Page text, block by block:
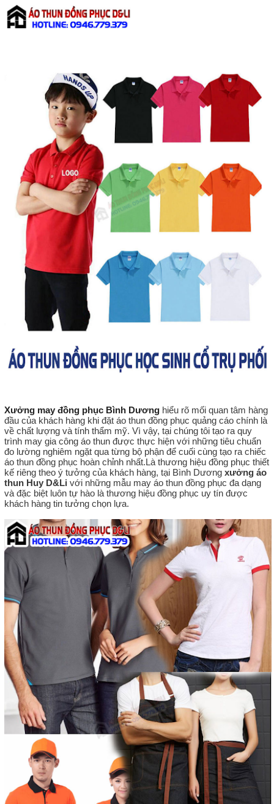
Xưởng may đồng phục Bình Dương hiểu rõ mối quan tâm hàng
đầu của khách hàng khi đặt áo thun đồng phục quảng cáo chính là
về chất lượng và tính thẩm mỹ. Vì vậy, tại chúng tôi tạo ra quy
trình may gia công áo thun được thực hiện với những tiêu chuẩn
đo lường nghiêm ngặt qua từng bộ phận để cuối cùng tạo ra chiếc
áo thun đồng phục hoàn chỉnh nhất.Là thương hiệu đồng phục thiết
kế riêng theo ý tưởng của khách hàng, tại Bình Dương xưởng áo
thun Huy D&Li với những mẫu may áo thun đồng phục đa dạng
và đặc biệt luôn tự hào là thương hiệu đồng phục uy tín được
khách hàng tin tưởng chọn lựa.